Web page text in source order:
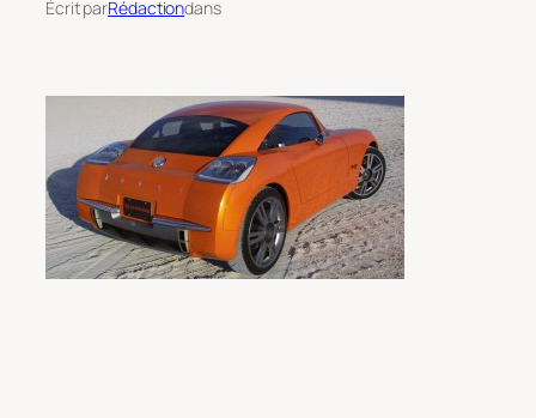
Écrit parRédactiondans